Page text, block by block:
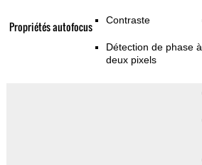
Propriétés autofocus Contraste
Détection de phase à
deux pixels